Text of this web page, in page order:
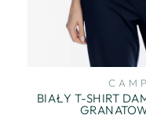
BIAŁY T-SHIRT